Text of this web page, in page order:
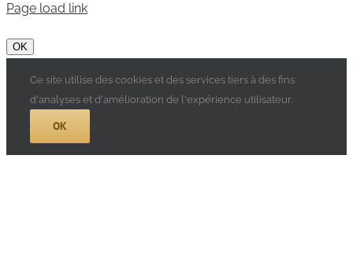
Page load link
OK
Ce site utilise des cookies et des services tiers à des fins
d'analyses et d'amélioration de l'expérience utilisateur.
OK